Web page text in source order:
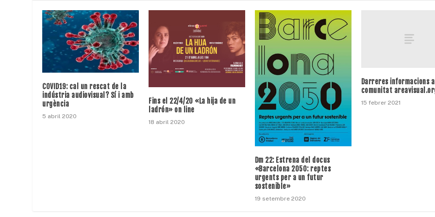
COVID19: cal un rescat de la
indústria audiovisual? Sí i amb
urgència
5 abril 2020
Fins el 22/4/20 «La hija de un
ladrón» on line
18 abril 2020
Dm 22: Estrena del docus
«Barcelona 2050: reptes
urgents per a un futur
sostenible»
19 setembre 2020
Darreres informacions
comunitat
15 febrer 2021